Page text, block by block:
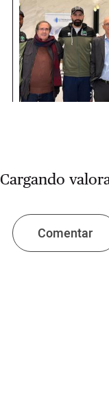
Cargando
Comentar